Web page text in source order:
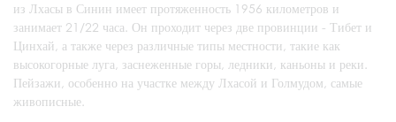
из Лхасы в Синин имеет протяженность 1956 километров и
занимает 21/22 часа. Он проходит через две провинции - Тибет и
Цинхай, а также через различные типы местности, такие как
высокогорные луга, заснеженные горы, ледники, каньоны и реки.
Пейзажи, особенно на участке между Лхасой и Голмудом, самые
живописные.